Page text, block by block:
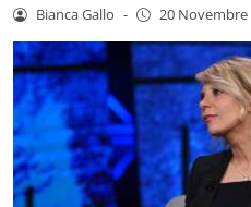
Bianca Gallo - 20 Novembre